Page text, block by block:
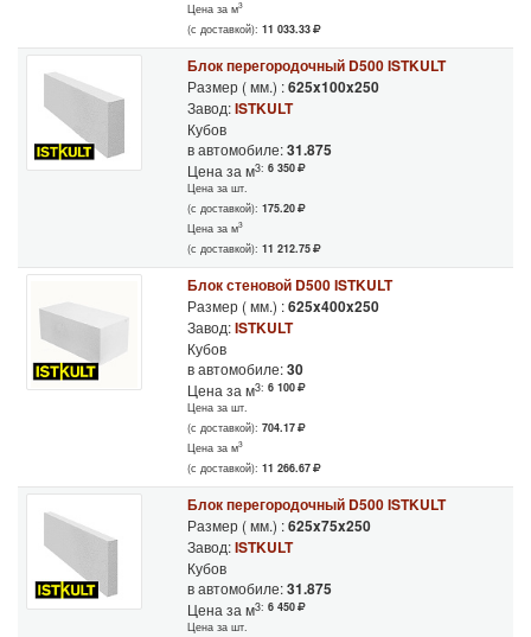
Цена за м3
(с доставкой): 11 033.33
Блок перегородочный D500 ISTKULT
Размер ( мм.) :625x100x250
Завод:ISTKULT
Кубов
в автомобиле:31.875
Цена за м3: 6 350
Цена за шт.
(с доставкой): 175.20
Цена за м3
(с доставкой): 11 212.75
Блок стеновой D500 ISTKULT
Размер ( мм.) :625x400x250
Завод:ISTKULT
Кубов
в автомобиле:30
Цена за м3: 6 100
Цена за шт.
(с доставкой): 704.17
Цена за м3
(с доставкой): 11 266.67
Блок перегородочный D500 ISTKULT
Размер ( мм.) :625x75x250
Завод:ISTKULT
Кубов
в автомобиле:31.875
Цена за м3: 6 450
Цена за шт.